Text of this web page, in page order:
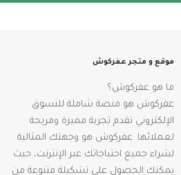
موقع و متجر عفركوش
ما هو عفركوش؟
عفركوش هو منصة شاملة للتسوق
الإلكتروني تقدم تجربة مميزة ومريحة
لعملائها. عفركوش هو وجهتك المثالية
لشراء جميع احتياجاتك عبر الإنترنت، حيث
يمكنك الحصول على تشكيلة متنوعة من